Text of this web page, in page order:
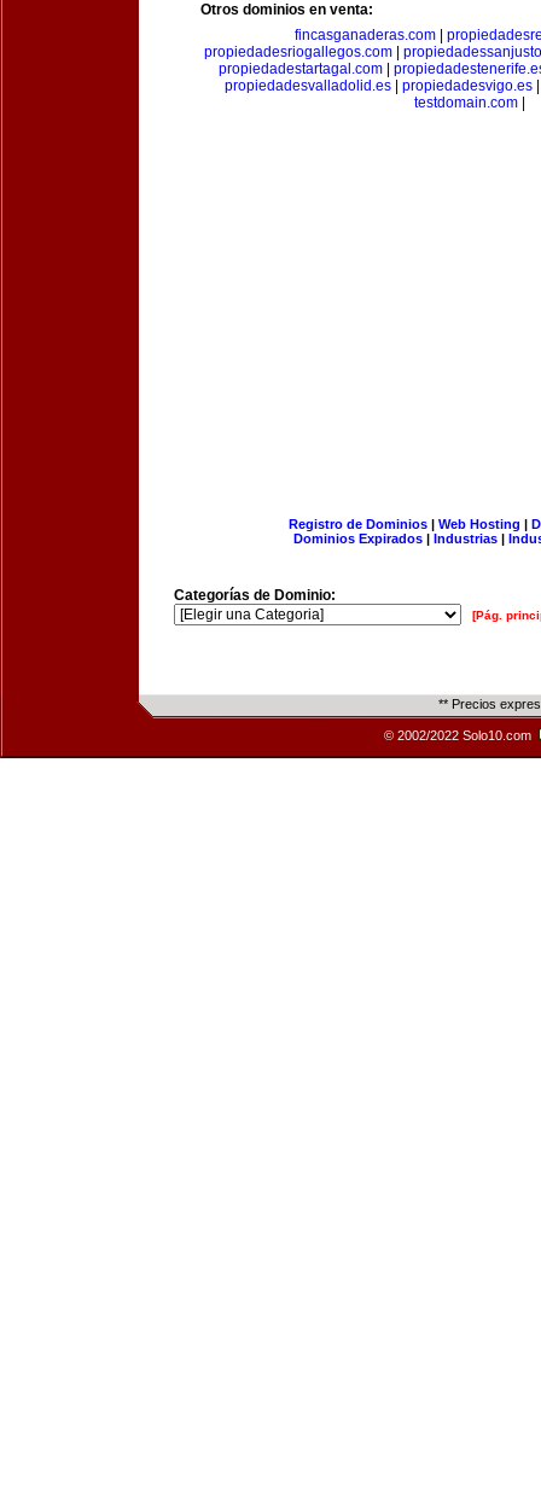
Otros dominios en venta:
fincasganaderas.com|
propiedadesriogallegos.com|
propiedadestartagal.com|
propiedadesvalladolid.es
propiedadesvigo.es
testdomain.com
Registro de Dominios| Web Hosting |
Dominios Expirados | Industrias |
Categorías de Dominio:
[Pág.
** Precios
© 2002/2022 Solo10.com